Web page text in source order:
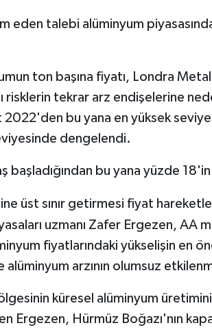
eden talebi alüminyum
ton başına fiyatı, Londra
risklerin tekrar arz endişelerine
2022'den bu yana en yüksek
dengelendi.
başladığından bu yana yüzde
üst sınır getirmesi fiyat
uzmanı Zafer Ergezen, AA
fiyatlarındaki yükselişin en
alüminyum arzının olumsuz
küresel alüminyum
Ergezen, Hürmüz Boğazı'nın